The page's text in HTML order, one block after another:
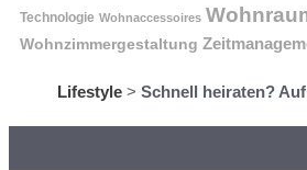
Technologie Wohnaccessoires
Wohnzimmergestaltung
Lifestyle > Schnell heiraten?